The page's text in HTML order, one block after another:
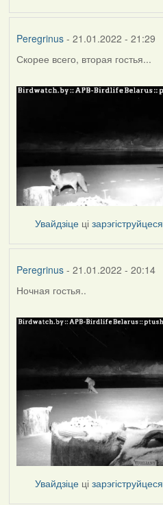
Peregrinus- 21.01.2022 - 21:29
Скорее всего, вторая гостья...
Увайдзіце цізарэгіструйцеся
Peregrinus- 21.01.2022 - 20:14
Ночная гостья..
Увайдзіце цізарэгіструйцеся